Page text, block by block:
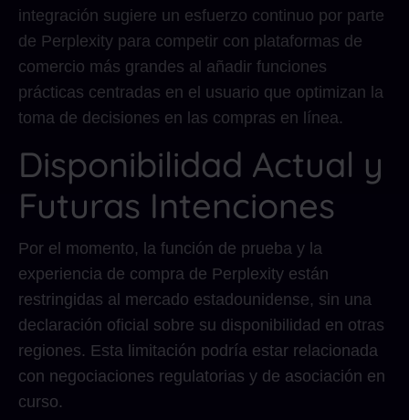
integración sugiere un esfuerzo continuo por parte
de Perplexity para competir con plataformas de
comercio más grandes al añadir funciones
prácticas centradas en el usuario que optimizan la
toma de decisiones en las compras en línea.
Disponibilidad Actual y
Futuras Intenciones
Por el momento, la función de prueba y la
experiencia de compra de Perplexity están
restringidas al mercado estadounidense, sin una
declaración oficial sobre su disponibilidad en otras
regiones. Esta limitación podría estar relacionada
con negociaciones regulatorias y de asociación en
curso.